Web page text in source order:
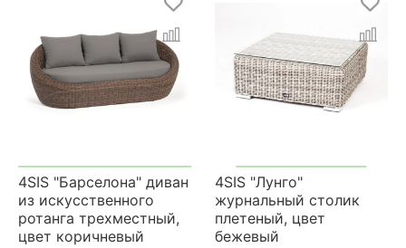
4SIS "Барселона" диван
из искусственного
ротанга трехместный,
цвет коричневый
4SIS "Лунго"
журнальный столик
плетеный, цвет
бежевый